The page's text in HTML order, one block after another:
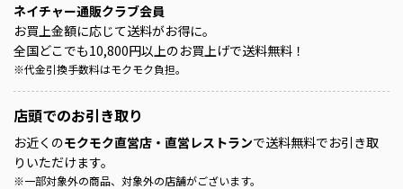
ネイチャー通販クラブ会員
お買上金額に応じて送料がお得に。
全国どこでも10,800円以上のお買上げで送料無料！
※代金引換手数料はモクモク負担。
店頭でのお引き取り
お近くのモクモク直営店・直営レストランで送料無料でお引き取
りいただけます。
※一部対象外の商品、対象外の店舗がございます。